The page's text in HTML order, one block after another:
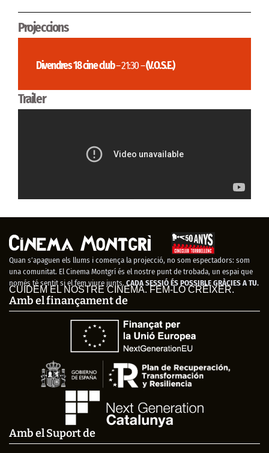
Projeccions
Divendres 18 cine club– 21:30 –(V.O.S.E.)
Trailer
Quan s’apaguen els llums i comença la projecció, no som espectadors: som
una comunitat. El Cinema Montgrí és el nostre punt de trobada, un espai que
només té sentit si el fem viure junts. CADA SESSIÓ ÉS POSSIBLE GRÀCIES A TU.
CUIDEM EL NOSTRE CINEMA. FEM-LO CRÉIXER.
Amb el finançament de
Amb el Suport de